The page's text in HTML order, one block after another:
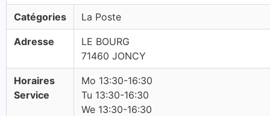
Catégories La Poste
Adresse
LE BOURG
71460 JONCY
Horaires
Service
Mo 13:30-16:30
Tu 13:30-16:30
We 13:30-16:30